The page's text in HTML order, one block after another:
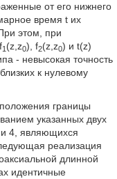
от его нижнего
время t их
этом, при
1 (z,z0), f2(z,z0) и t(z)
- невысокая точность
к нулевому
границы
указанных двух
и 4, являющихся
реализация
длинной
идентичные